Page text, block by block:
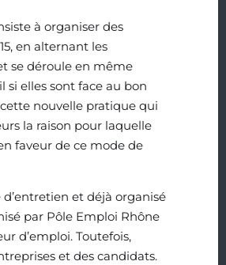
à organiser des
en alternant les
se déroule en même
elles sont face au bon
nouvelle pratique qui
la raison pour laquelle
faveur de ce mode de
et déjà organisé
par Pôle Emploi Rhône
d’emploi. Toutefois,
et des candidats.